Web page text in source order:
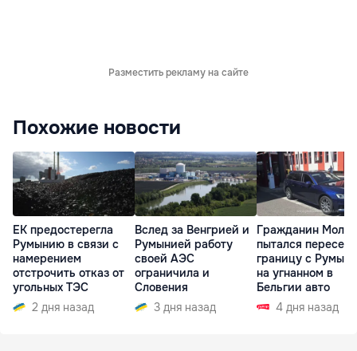
Разместить рекламу на сайте
Похожие новости
ЕК предостерегла
Румынию в связи с
намерением
отстрочить отказ от
угольных ТЭС
2 дня назад
Вслед за Венгрией и
Румынией работу
своей АЭС
ограничила и
Словения
3 дня назад
Гражданин
пытался пересечь
границу с
на угнанном в
Бельгии авто
4 дня назад